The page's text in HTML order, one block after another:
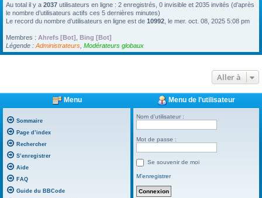
Au total il y a 2037 utilisateurs en ligne : 2 enregistrés, 0 invisible et 2035 invités (d’après
le nombre d’utilisateurs actifs ces 5 dernières minutes)
Le record du nombre d’utilisateurs en ligne est de 10992 , le mer. oct. 08, 2025 5:08 pm
Membres : Ahrefs [Bot] Bing [Bot]
Légende : Administrateurs Modérateurs globaux
Aller à
Menu
Sommaire
Page d’index
Rechercher
S’enregistrer
Aide
FAQ
Guide du BBCode
Menu de l’utilisateur
Nom d’utilisateur :
Mot de passe :
Se souvenir de moi
M’enregistrer